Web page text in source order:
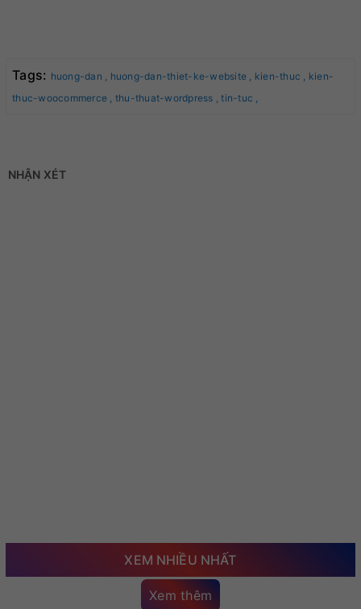
Tags: huong-dan , huong-dan-thiet-ke-website , kien-thuc , kien-
thuc-woocommerce , thu-thuat-wordpress ,tin-tuc ,
NHẬN XÉT
XEM NHIỀU NHẤT
Xem thêm